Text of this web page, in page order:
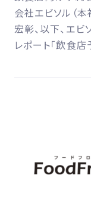
会社エビソル（
宏彰、以下、エ
レポート「飲食